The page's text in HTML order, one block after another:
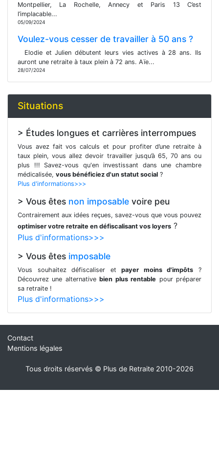
Montpellier, La Rochelle, Annecy et Paris 13 C’est
l’implacable...
05/09/2024
Voulez-vous cesser de travailler à 50 ans ?
Elodie et Julien débutent leurs vies actives à 28 ans. Ils
auront une retraite à taux plein à 72 ans. Aïe...
28/07/2024
Situations
> Études longues et carrières interrompues
Vous avez fait vos calculs et pour profiter d’une retraite à
taux plein, vous allez devoir travailler jusqu’à 65, 70 ans ou
plus !!! Savez-vous qu'en investissant dans une chambre
médicalisée, vous bénéficiez d'un statut social ?
Plus d'informations>>>
> Vous êtes non imposable voire peu
Contrairement aux idées reçues, savez-vous que vous pouvez
optimiser votre retraite en défiscalisant vos loyers ?
Plus d'informations>>>
> Vous êtes imposable
Vous souhaitez défiscaliser etpayer moins d'impôts ?
Découvrez une alternativebien plus rentable pour préparer
sa retraite !
Plus d'informations>>>
Contact
Mentions légales
Tous droits réservés © Plus de Retraite 2010-2026